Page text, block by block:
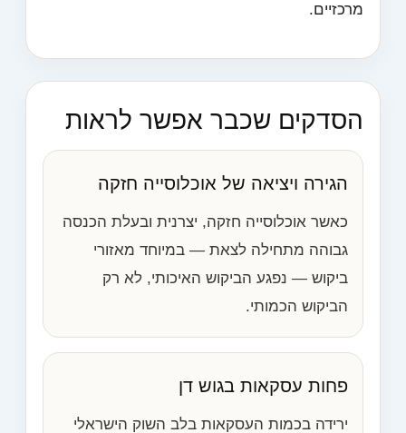
מרכזיים.
הסדקים שכבר אפשר לראות
הגירה ויציאה של אוכלוסייה חזקה
כאשר אוכלוסייה חזקה, יצרנית ובעלת הכנסה
גבוהה מתחילה לצאת — במיוחד מאזורי
ביקוש — נפגע הביקוש האיכותי, לא רק
הביקוש הכמותי.
פחות עסקאות בגוש דן
ירידה בכמות העסקאות בלב השוק הישראלי